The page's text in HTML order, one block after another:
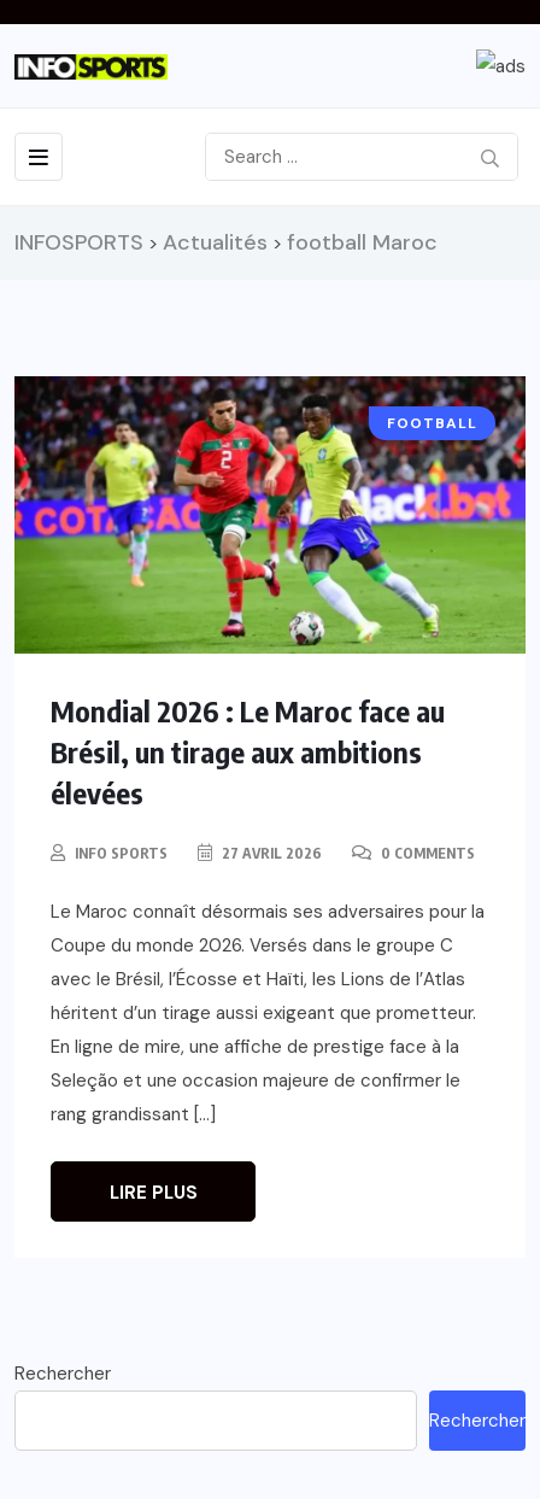
INFOSPORTS > Actualités > football Maroc
FOOTBALL
Mondial 2026 : Le Maroc face au
Brésil, un tirage aux ambitions
élevées
INFO SPORTS 27 AVRIL 2026 0 COMMENTS
Le Maroc connaît désormais ses adversaires pour la
Coupe du monde 2026. Versés dans le groupe C
avec le Brésil, l’Écosse et Haïti, les Lions de l’Atlas
héritent d’un tirage aussi exigeant que prometteur.
En ligne de mire, une affiche de prestige face à la
Seleção et une occasion majeure de confirmer le
rang grandissant […]
LIRE PLUS
Rechercher
Rechercher